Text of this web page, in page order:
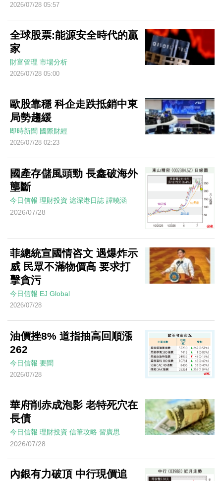
2026/07/28 05:57
全球股票:能源安全時代的贏
家
財富管理 市場分析
2026/07/28 05:00
歐股靠穩 科企走跌抵銷中東
局勢趨緩
即時新聞 國際財經
2026/07/28 02:23
國產存儲風頭勁 長鑫破海外
壟斷
今日信報 理財投資 滬深港日誌 譚曉涵
2026/07/28
菲總統宣國情咨文 遇爆炸示
威 民眾不滿物價高 要求打
擊貪污
今日信報 EJ Global
2026/07/28
油價挫8% 道指抽高回順漲
262
今日信報 要聞
2026/07/28
華府削赤成泡影 老特死穴在
長債
今日信報 理財投資 信筆攻略 習廣思
2026/07/28
內銀有力破頂 中行現價追